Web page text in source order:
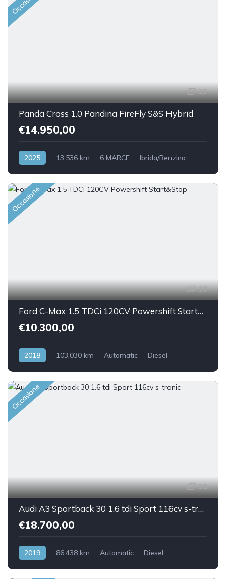
19
Panda Cross 1.0 Pandina FireFly S&S Hybrid
€14.950,00
2025 13,536 km 6 MARCE
Ibrida/Benzina
Occasione
18
Ford C-Max 1.5 TDCi 120CV Powershift Start&Stop
€10.300,00
2018 103,030 km Automatic
Diesel
Occasione
18
Audi A3 Sportback 30 1.6 tdi Sport 116cv s-tronic
€18.700,00
2019 86,438 km Automatic
Diesel